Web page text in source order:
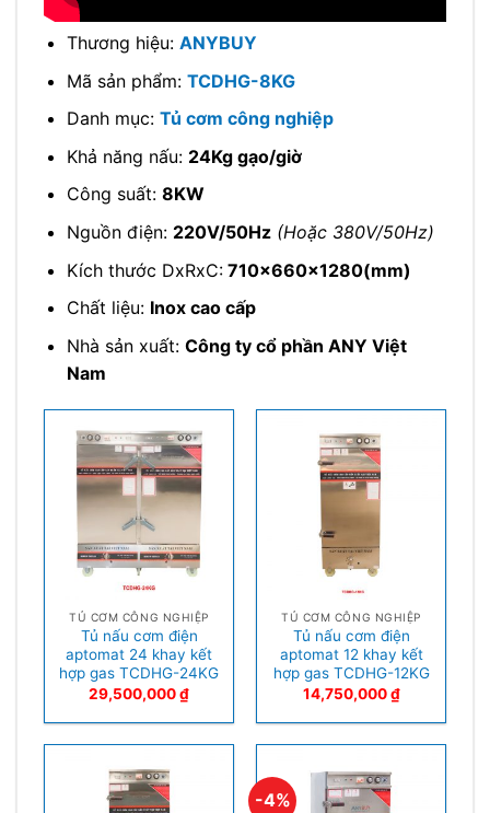
Thương hiệu: ANYBUY
Mã sản phẩm: TCDHG-8KG
Danh mục: Tủ cơm công nghiệp
Khả năng nấu: 24Kg gạo/giờ
Công suất: 8KW
Nguồn điện: 220V/50Hz (Hoặc 380V/50Hz)
Kích thước DxRxC:710x660x1280(mm)
Chất liệu: Inox cao cấp
Nhà sản xuất: Công ty cổ phần ANY Việt
Nam
TỦ CƠM CÔNG NGHIỆP
Tủ nấu cơm điện
aptomat 24 khay kết
hợp gas TCDHG-24KG
29,500,000₫
TỦ CƠM CÔNG NGHIỆP
Tủ nấu cơm điện
aptomat 12 khay kết
hợp gas TCDHG-12KG
14,750,000₫
-4%